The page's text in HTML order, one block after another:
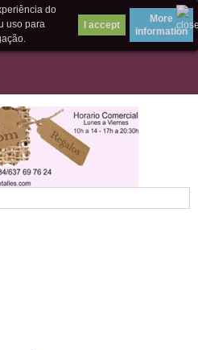
do
uso para
More
information